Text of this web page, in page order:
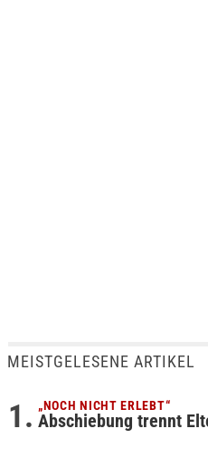
MEISTGELESENE ARTIKEL
„NOCH NICHT ERLEBT“
Abschiebung trennt